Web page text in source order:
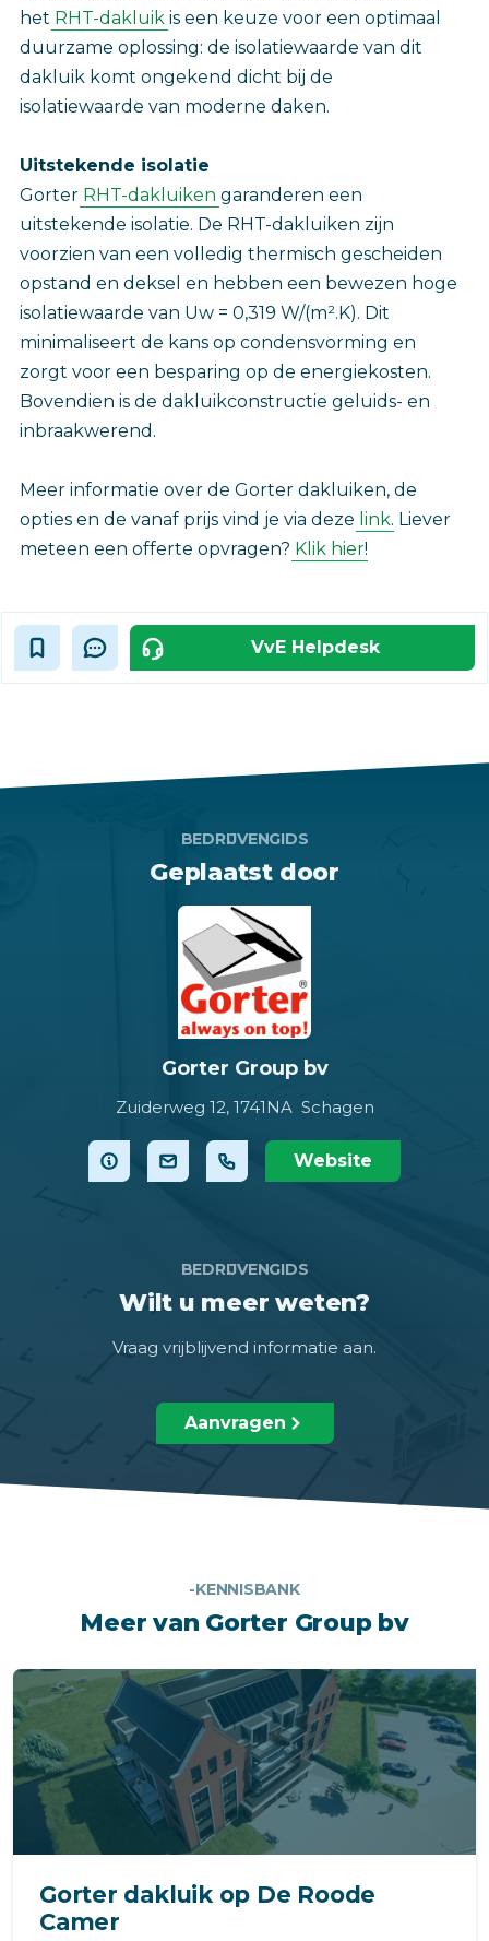
het RHT-dakluik is een keuze voor een optimaal
duurzame oplossing: de isolatiewaarde van dit
dakluik komt ongekend dicht bij de
isolatiewaarde van moderne daken.
Uitstekende isolatie
Gorter RHT-dakluiken garanderen een
uitstekende isolatie. De RHT-dakluiken zijn
voorzien van een volledig thermisch gescheiden
opstand en deksel en hebben een bewezen hoge
isolatiewaarde van Uw = 0,319 W/(m².K). Dit
minimaliseert de kans op condensvorming en
zorgt voor een besparing op de energiekosten.
Bovendien is de dakluikconstructie geluids- en
inbraakwerend.
Meer informatie over de Gorter dakluiken, de
opties en de vanaf prijs vind je via deze link. Liever
meteen een offerte opvragen? Klik hier!
VvE Helpdesk
BEDRIJVENGIDS
Geplaatst door
Gorter Group bv
Zuiderweg 12, 1741NA Schagen
Website
BEDRIJVENGIDS
Wilt u meer weten?
Vraag vrijblijvend informatie aan.
Aanvragen
-KENNISBANK
Meer van Gorter Group bv
Gorter dakluik op De Roode
Camer